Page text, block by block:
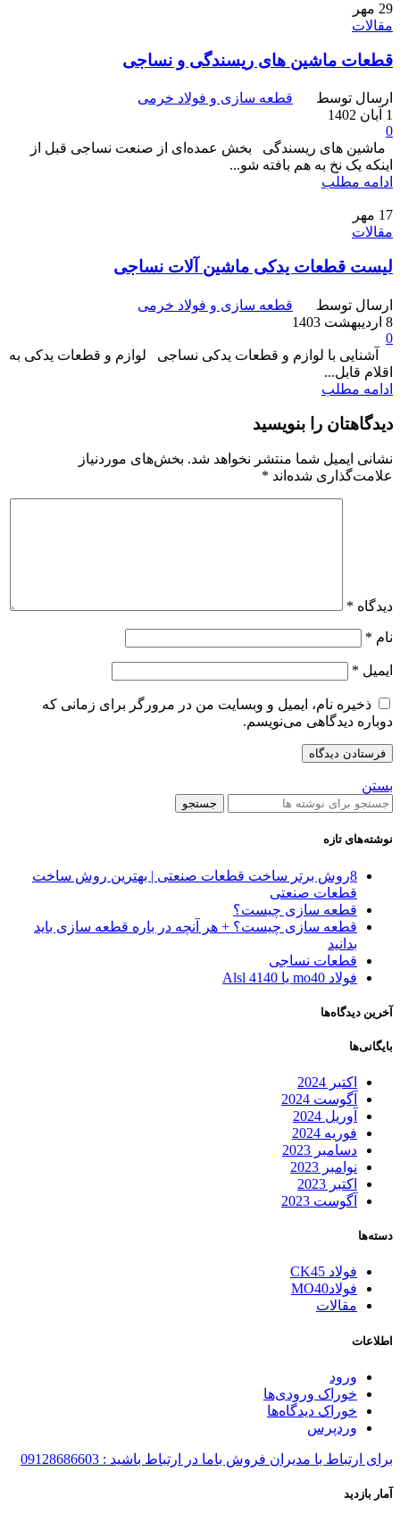
29 مهر
مقالات
قطعات ماشین های ریسندگی و نساجی
ارسال توسط
قطعه سازی و فولاد خرمی
1 آبان 1402
0
ماشین های ریسندگی بخش عمده‌ای از صنعت نساجی قبل از
اینکه یک نخ به هم بافته شو...
ادامه مطلب
17 مهر
مقالات
لیست قطعات یدکی ماشین آلات نساجی
ارسال توسط
قطعه سازی و فولاد خرمی
8 اردیبهشت 1403
0
آشنایی با لوازم و قطعات یدکی نساجی لوازم و قطعات یدکی به
اقلام قابل...
ادامه مطلب
دیدگاهتان را بنویسید
نشانی ایمیل شما منتشر نخواهد شد. بخش‌های موردنیاز
علامت‌گذاری شده‌اند *
دیدگاه *
نام *
ایمیل *
ذخیره نام، ایمیل و وبسایت من در مرورگر برای زمانی که
دوباره دیدگاهی می‌نویسم.
بستن
جستجو
نوشته‌های تازه
8روش‌ برتر ساخت قطعات صنعتی | بهترین روش ساخت
قطعات صنعتی
قطعه سازی چیست؟
قطعه سازی چیست؟ + هر آنچه در باره قطعه سازی باید
بدانید
قطعات نساجی
فولاد mo40 یا 4140 Alsl
آخرین دیدگاه‌ها
بایگانی‌ها
اکتبر 2024
آگوست 2024
آوریل 2024
فوریه 2024
دسامبر 2023
نوامبر 2023
اکتبر 2023
آگوست 2023
دسته‌ها
فولاد CK45
فولادMO40
مقالات
اطلاعات
ورود
خوراک ورودی‌ها
خوراک دیدگاه‌ها
وردپرس
برای ارتباط با مدیران فروش باما در ارتباط باشید : 09128686603
آمار بازدید